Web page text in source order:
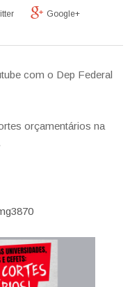
Google+
com o Dep Federal
orçamentários na